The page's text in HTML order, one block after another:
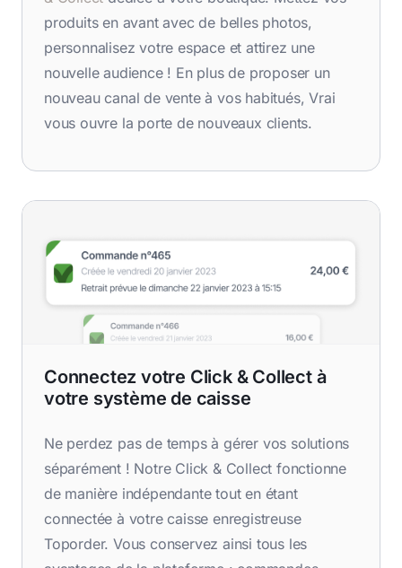
produits en avant avec de belles photos,
personnalisez votre espace et attirez une
nouvelle audience ! En plus de proposer un
nouveau canal de vente à vos habitués, Vrai
vous ouvre la porte de nouveaux clients.
Connectez votre Click & Collect à
votre système de caisse
Ne perdez pas de temps à gérer vos solutions
séparément ! Notre Click & Collect fonctionne
de manière indépendante tout en étant
connectée à votre caisse enregistreuse
Toporder. Vous conservez ainsi tous les